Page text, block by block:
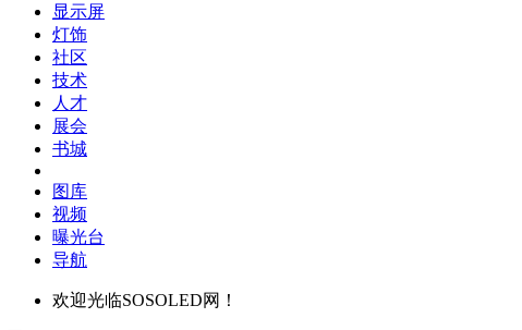
显示屏
灯饰
社区
技术
人才
展会
书城
图库
视频
曝光台
导航
欢迎光临SOSOLED网！